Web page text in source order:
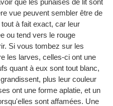
vue peuvent sembler être de
à fait exact, car leur
ou tend vers le rouge
Si vous tombez sur les
les larves, celles-ci ont une
quant à eux sont tout blanc,
plus leur couleur
ont une forme aplatie, et un
sont affamées. Une